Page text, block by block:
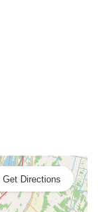
Get Directions